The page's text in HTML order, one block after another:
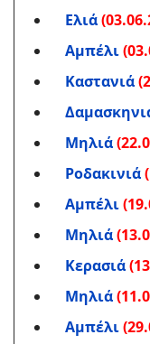
Ελιά
Αμπέλι
Καστανιά
Μηλιά
Ροδακινιά
Αμπέλι
Μηλιά
Κερασιά
Μηλιά
Αμπέλι